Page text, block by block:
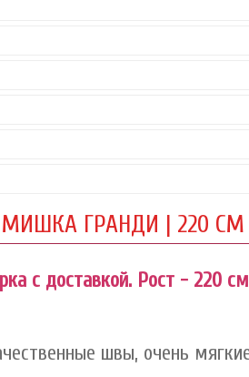
МИШКА ГРАНДИ | 220 CМ
с доставкой. Рост - 220
швы, очень